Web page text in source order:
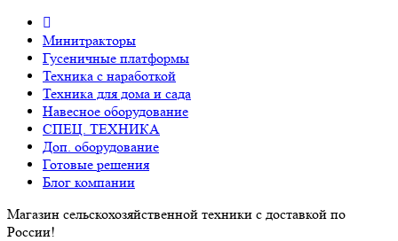
Минитракторы
Гусеничные платформы
Техника с наработкой
Техника для дома и сада
Навесное оборудование
СПЕЦ. ТЕХНИКА
Доп. оборудование
Готовые решения
Блог компании
Магазин сельскохозяйственной техники с доставкой по
России!